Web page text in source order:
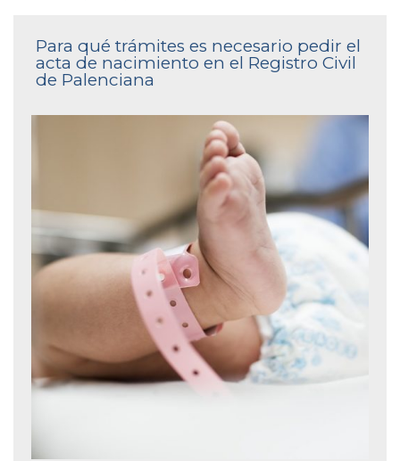
Para qué trámites es necesario pedir el
acta de nacimiento en el Registro Civil
de Palenciana